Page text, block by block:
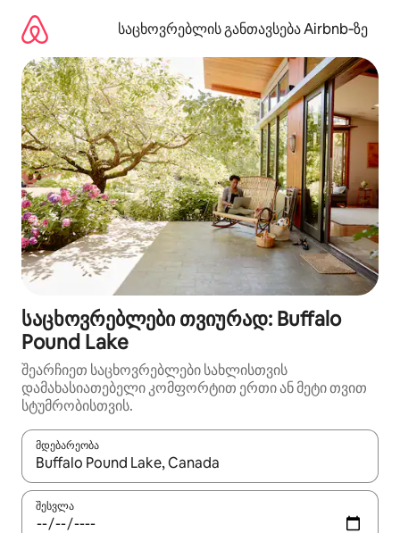
გადასვლა
საცხოვრებლის განთავსება Airbnb‑ზე
საცხოვრებლები თვიურად: Buffalo
Pound Lake
შეარჩიეთ საცხოვრებლები სახლისთვის
დამახასიათებელი კომფორტით ერთი ან მეტი თვით
სტუმრობისთვის.
მდებარეობა
როცა შედეგები ხელმისაწვდომი გახდება, ნავიგაციისთვის
შესვლა